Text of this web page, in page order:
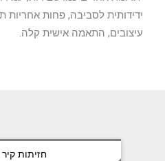
ידידותית לסביבה, פחות אחריות
עיצובים, התאמה אישית קלה.
חזיתות קיר